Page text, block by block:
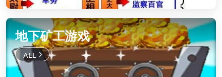
地下矿工游戏